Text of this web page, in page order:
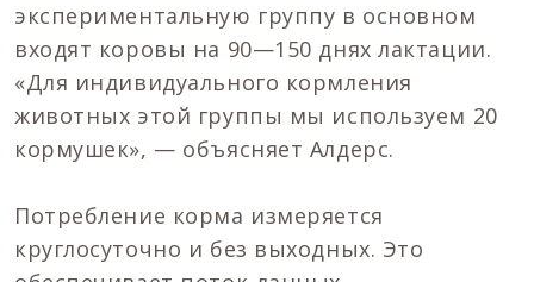
экспериментальную группу в основном
входят коровы на 90—150 днях лактации.
«Для индивидуального кормления
животных этой группы мы используем 20
кормушек», — объясняет Алдерс.
Потребление корма измеряется
круглосуточно и без выходных. Это